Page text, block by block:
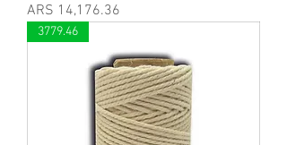
Price
ARS 14,176.36
3779.46